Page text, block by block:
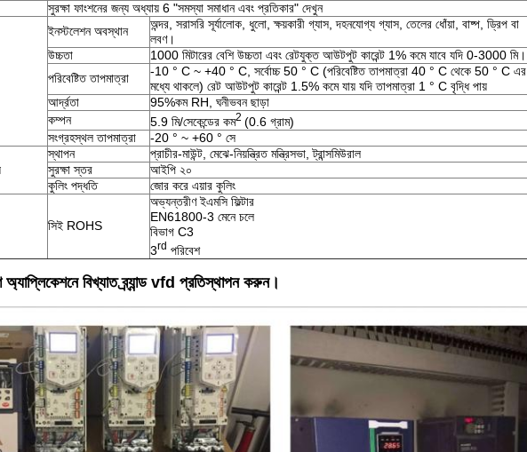
সুরক্ষা ফাংশনের জন্য অধ্যায় 6 "সমস্যা সমাধান এবং প্রতিকার" দেখুন
ইনস্টলেশন অবস্থান
অন্দর, সরাসরি সূর্যালোক, ধুলো, ক্ষয়কারী গ্যাস, দহনযোগ্য গ্যাস, তেলের ধোঁয়া, বাষ্প, ড্রিপ বা
লবণ।
উচ্চতা
1000 মিটারের বেশি উচ্চতা এবং রেটযুক্ত আউটপুট কারেন্ট 1% কমে যাবে যদি 0-3000 মি।
পরিবেষ্টিত তাপমাত্রা
-10 ° C ~ +40 ° C, সর্বোচ্চ 50 ° C (পরিবেষ্টিত তাপমাত্রা 40 ° C থেকে 50 ° C এর
মধ্যে থাকলে) রেট আউটপুট কারেন্ট 1.5% কমে যায় যদি তাপমাত্রা 1 ° C বৃদ্ধি পায়
আর্দ্রতা
95%কম RH, ঘনীভবন ছাড়া
কম্পন
5.9 মি/সেকেন্ডের কম2 (0.6 গ্রাম)
সংগ্রহস্থল তাপমাত্রা
-20 ° ~ +60 ° সে
স্থাপন
প্রাচীর-মাউন্ট, মেঝে-নিয়ন্ত্রিত মন্ত্রিসভা, ট্রান্সমিউরাল
সুরক্ষা স্তর
আইপি ২০
কুলিং পদ্ধতি
জোর করে এয়ার কুলিং
সিই ROHS
অভ্যন্তরীণ ইএমসি ফিল্টার
EN61800-3 মেনে চলে
বিভাগ C3
3rd পরিবেশ
অ্যাপ্লিকেশনে বিখ্যাত ব্র্যান্ড vfd প্রতিস্থাপন করুন।